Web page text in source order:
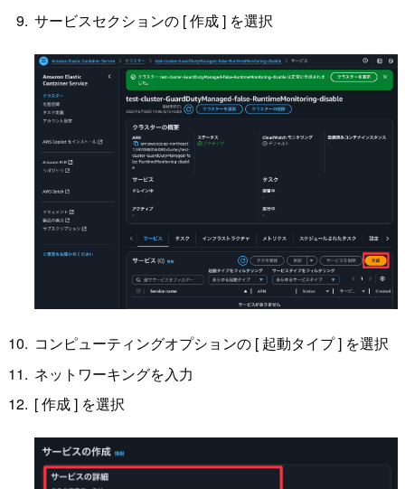
サービスセクションの [ 作成 ] を選択
コンピューティングオプションの [ 起動タイプ ] を選択
ネットワーキングを入力
[ 作成 ] を選択